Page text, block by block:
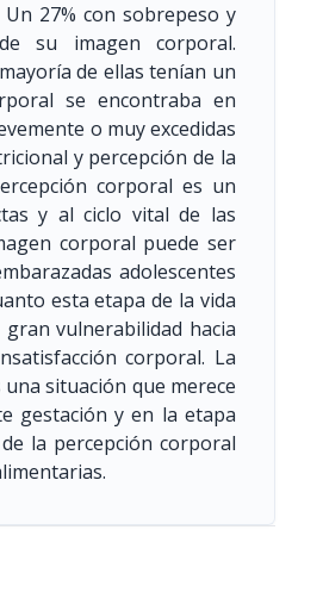
27% con sobrepeso y
su imagen corporal.
de ellas tenían un
se encontraba en
o muy excedidas
y percepción de la
corporal es un
y al ciclo vital de las
corporal puede ser
adolescentes
esta etapa de la vida
vulnerabilidad hacia
corporal. La
situación que merece
gestación y en la etapa
la percepción corporal